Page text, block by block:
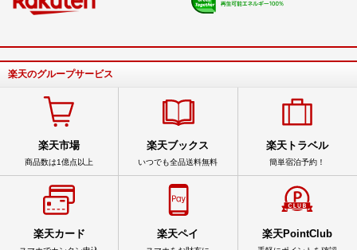
楽天のグループサービス
楽天市場
商品数は1億点以上
楽天ブックス
いつでも全品送料無料
楽天トラベル
簡単宿泊予約！
楽天カード 楽天ペイ 楽天PointClub